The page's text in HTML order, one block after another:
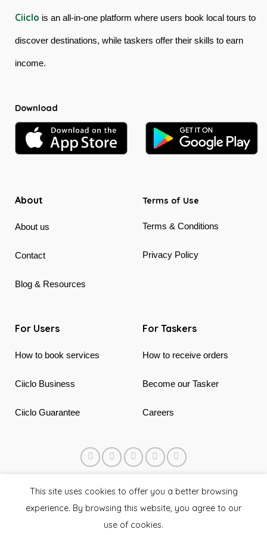
Ciiclo is an all-in-one platform where users book local tours to
discover destinations, while taskers offer their skills to earn
income.
Download
About
About us
Contact
Blog & Resources
Terms of Use
Terms & Conditions
Privacy Policy
For Users
How to book services
Ciiclo Business
Ciiclo Guarantee
For Taskers
How to receive orders
Become our Tasker
Careers
© 2018 - 2026 Ciiclo. Made in Canada & Vietnam
This site uses cookies to offer you a better browsing
experience. By browsing this website, you agree to our
use of cookies.